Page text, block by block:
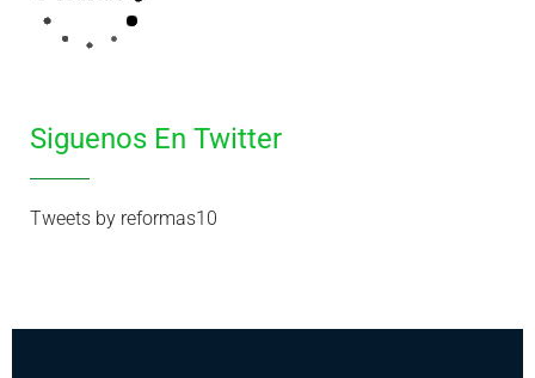
Siguenos En Twitter
Tweets by reformas10